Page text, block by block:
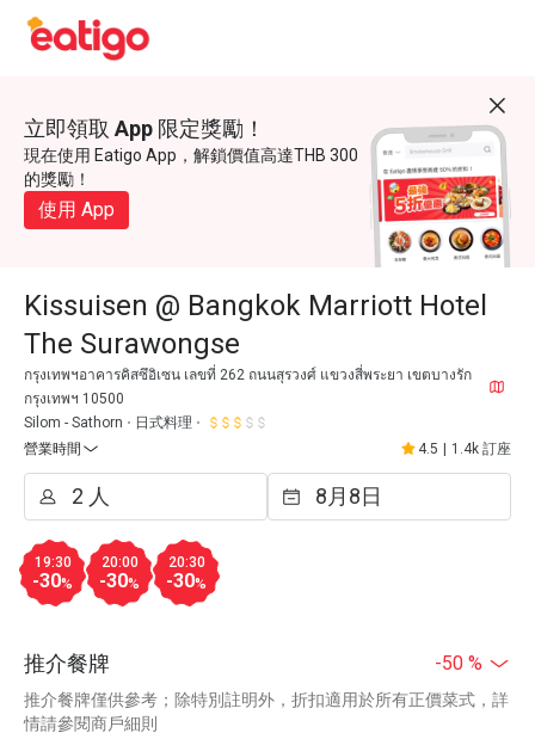
立即領取 App 限定獎勵！
現在使用 Eatigo App，解鎖價值高達THB 300
的獎勵！
使用 App
Kissuisen @ Bangkok Marriott Hotel
The Surawongse
กรุงเทพฯอาคารคิสซึอิเซน เลขที่ 262 ถนนสุรวงศ์ แขวงสี่พระยา เขตบางรัก
กรุงเทพฯ 10500
Silom - Sathorn
日式料理
營業時間
4.5 1.4k 訂座
19:30
-30%
20:00
-30%
20:30
-30%
推介餐牌 -50 %
推介餐牌僅供參考；除特別註明外，折扣適用於所有正價菜式，詳
情請參閱商戶細則